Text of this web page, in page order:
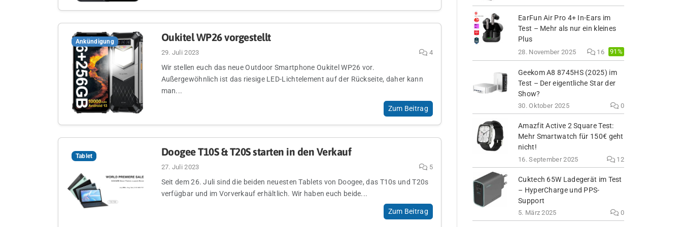
Ankündigung Oukitel WP26 vorgestellt
29. Juli 2023 4
Wir stellen euch das neue Outdoor Smartphone Oukitel WP26 vor.
Außergewöhnlich ist das riesige LED-Lichtelement auf der Rückseite, daher kann
man...
Zum Beitrag
Tablet Doogee T10S & T20S starten in den Verkauf
27. Juli 2023 5
Seit dem 26. Juli sind die beiden neuesten Tablets von Doogee, das T10s und T20s
verfügbar und im Vorverkauf erhältlich. Wir haben euch beide...
Zum Beitrag
EarFun Air Pro 4+ In-Ears im
Test – Mehr als nur ein kleines
Plus
28. November 2025 16 91%
Geekom A8 8745HS (2025) im
Test – Der eigentliche Star der
Show?
30. Oktober 2025 0
Amazfit Active 2 Square Test:
Mehr Smartwatch für 150€ geht
nicht!
16. September 2025 12
Cuktech 65W Ladegerät im Test
– HyperCharge und PPS-
Support
5. März 2025 0